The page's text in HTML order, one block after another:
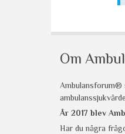
Om
Ambulansforum®
År 2017 blev
Har du några